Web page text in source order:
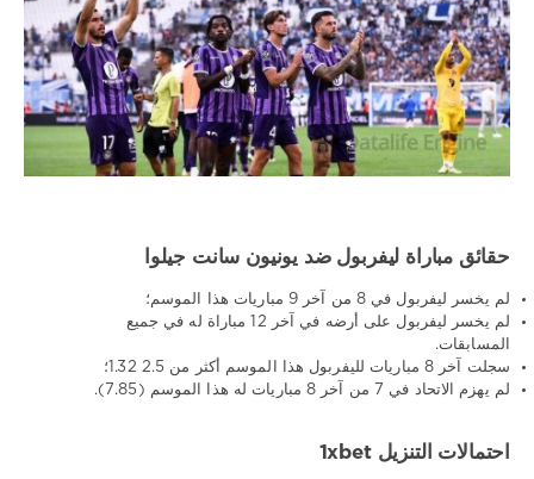
حقائق مباراة ليفربول ضد يونيون سانت جيلوا
لم يخسر ليفربول في 8 من آخر 9 مباريات هذا الموسم؛
لم يخسر ليفربول على أرضه في آخر 12 مباراة له في جميع
المسابقات.
سجلت آخر 8 مباريات لليفربول هذا الموسم أكثر من 2.5 1.32؛
لم يهزم الاتحاد في 7 من آخر 8 مباريات له هذا الموسم (7.85).
احتمالات التنزيل 1xbet